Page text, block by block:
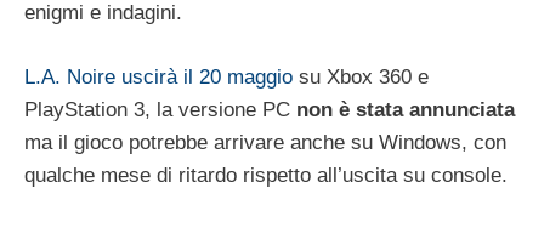
enigmi e indagini.
L.A. Noire uscirà il 20 maggio su Xbox 360 e
PlayStation 3, la versione PC non è stata annunciata
ma il gioco potrebbe arrivare anche su Windows, con
qualche mese di ritardo rispetto all’uscita su console.